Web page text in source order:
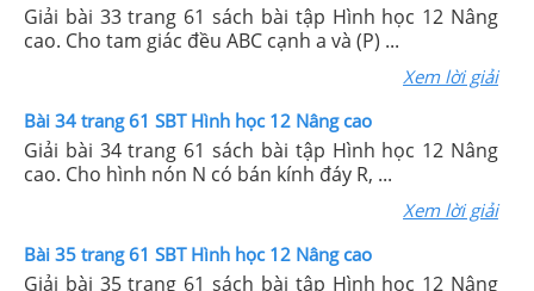
Giải bài 33 trang 61 sách bài tập Hình học 12 Nâng
cao. Cho tam giác đều ABC cạnh a và (P) ...
Xem lời giải
Bài 34 trang 61 SBT Hình học 12 Nâng cao
Giải bài 34 trang 61 sách bài tập Hình học 12 Nâng
cao. Cho hình nón N có bán kính đáy R, ...
Xem lời giải
Bài 35 trang 61 SBT Hình học 12 Nâng cao
Giải bài 35 trang 61 sách bài tập Hình học 12 Nâng